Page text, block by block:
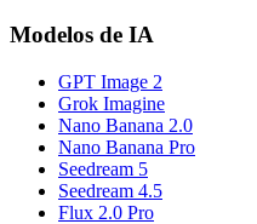
Modelos de IA
GPT Image 2
Grok Imagine
Nano Banana 2.0
Nano Banana Pro
Seedream 5
Seedream 4.5
Flux 2.0 Pro